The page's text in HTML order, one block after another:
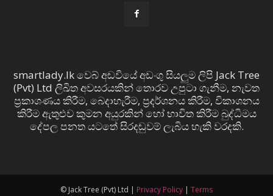
smartlady.lk වෙබ් අඩවියේ අඩංගු සියලුම ලිපි Jack Tree
(Pvt) Ltd ලිඛිත අවසරයකින් තොරව උපුටා ගැනීම, නැවත
ප්‍රකාශණය කිරීම, බෙදාහැරීම, ප්‍රදර්ශනය කිරීම, විකාශනය
කිරීම ඇතුළුව කුමන අයුරකින් හෝ භාවිත කිරීම බුද්ධිමය
දේපල පනත යටතේ සිරදඬුවම් ලැබිය හැකි වරදකි.
© Jack Tree (Pvt) Ltd | Privacy Policy | Terms